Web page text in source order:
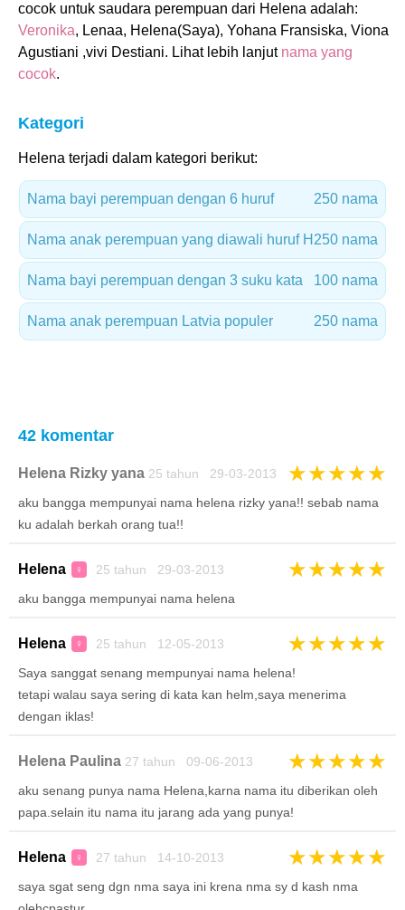
cocok untuk saudara perempuan dari Helena adalah:
Veronika, Lenaa, Helena(Saya), Yohana Fransiska, Viona
Agustiani ,vivi Destiani. Lihat lebih lanjut nama yang
cocok.
Kategori
Helena terjadi dalam kategori berikut:
Nama bayi perempuan dengan 6 huruf 250 nama
Nama anak perempuan yang diawali huruf H 250 nama
Nama bayi perempuan dengan 3 suku kata 100 nama
Nama anak perempuan Latvia populer 250 nama
42 komentar
Helena Rizky yana 25 tahun 29-03-2013 ★★★★★
aku bangga mempunyai nama helena rizky yana!! sebab nama
ku adalah berkah orang tua!!
Helena ♀ 25 tahun 29-03-2013 ★★★★★
aku bangga mempunyai nama helena
Helena ♀ 25 tahun 12-05-2013 ★★★★★
Saya sanggat senang mempunyai nama helena!
tetapi walau saya sering di kata kan helm,saya menerima
dengan iklas!
Helena Paulina 27 tahun 09-06-2013 ★★★★★
aku senang punya nama Helena,karna nama itu diberikan oleh
papa.selain itu nama itu jarang ada yang punya!
Helena ♀ 27 tahun 14-10-2013 ★★★★★
saya sgat seng dgn nma saya ini krena nma sy d kash nma